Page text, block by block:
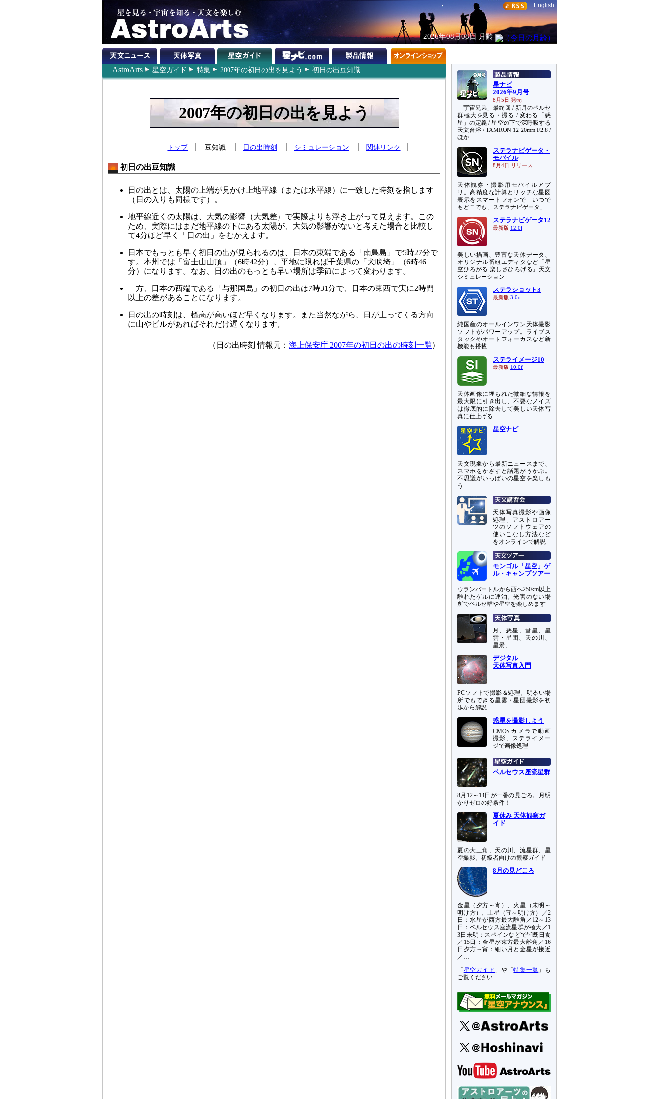
English
2026年08月08日 月齢
AstroArts 星空ガイド 特集 2007年の初日の出を見よう 初日の出豆知識
2007年の初日の出を見よう
トップ 豆知識 日の出時刻 シミュレーション 関連リンク
初日の出豆知識
日の出とは、太陽の上端が見かけ上地平線（または水平線）に一致した時刻を指します
（日の入りも同様です）。
地平線近くの太陽は、大気の影響（大気差）で実際よりも浮き上がって見えます。この
ため、実際にはまだ地平線の下にある太陽が、大気の影響がないと考えた場合と比較し
て4分ほど早く「日の出」をむかえます。
日本でもっとも早く初日の出が見られるのは、日本の東端である「南鳥島」で5時27分で
す。本州では「富士山山頂」（6時42分）、平地に限れば千葉県の「犬吠埼」（6時46
分）になります。なお、日の出のもっとも早い場所は季節によって変わります。
一方、日本の西端である「与那国島」の初日の出は7時31分で、日本の東西で実に2時間
以上の差があることになります。
日の出の時刻は、標高が高いほど早くなります。また当然ながら、日が上ってくる方向
に山やビルがあればそれだけ遅くなります。
（日の出時刻 情報元： 海上保安庁 2007年の初日の出の時刻一覧）
星ナビ
2026年9月号
8月5日 発売
「宇宙兄弟」最終回 / 新月のペルセ
群極大を見る・撮る / 変わる「惑
星」の定義 / 星空の下で深呼吸する
天文台浴 / TAMRON 12-20mm F2.8 /
ほか
ステラナビゲータ・
モバイル
8月4日 リリース
天体観察・撮影用モバイルアプ
リ。高精度な計算とリッチな星図
表示をスマートフォンで「いつで
もどこでも、ステラナビゲータ」
ステラナビゲータ12
最新版 12.0i
美しい描画、豊富な天体データ、
オリジナル番組エディタなど「星
空ひろがる 楽しさひろげる」天文
シミュレーション
ステラショット3
最新版 3.0o
純国産のオールインワン天体撮影
ソフトがパワーアップ。ライブス
タックやオートフォーカスなど新
機能も搭載
ステライメージ10
最新版 10.0f
天体画像に埋もれた微細な情報を
最大限に引き出し、不要なノイズ
は徹底的に除去して美しい天体写
真に仕上げる
星空ナビ
天文現象から最新ニュースまで、
スマホをかざすと話題がうかぶ。
不思議がいっぱいの星空を楽しも
う
天体写真撮影や画像
処理、アストロアー
ツのソフトウェアの
使いこなし方法など
をオンラインで解説
モンゴル「星空」ゲ
ル・キャンプツアー
ウランバートルから西へ250km以上
離れたゲルに連泊。光害のない場
所でペルセ群や星空を楽しめます
月、惑星、彗星、星
雲・星団、天の川、
星景、…
デジタル
天体写真入門
PCソフトで撮影＆処理。明るい場
所でもできる星雲・星団撮影を初
歩から解説
惑星を撮影しよう
CMOSカメラで動画
撮影、ステライメー
ジで画像処理
ペルセウス座流星群
8月12～13日が一番の見ごろ。月明
かりゼロの好条件！
夏休み 天体観察ガ
イド
夏の大三角、天の川、流星群、星
空撮影。初級者向けの観察ガイド
8月の見どころ
金星（夕方～宵）、火星（未明～
明け方）、土星（宵～明け方）／2
日：水星が西方最大離角／12～13
日：ペルセウス座流星群が極大／1
3日未明：スペインなどで皆既日食
／15日：金星が東方最大離角／16
日夕方～宵：細い月と金星が接近
／…
「 星空ガイド 」や「特集一覧 」も
ご覧ください